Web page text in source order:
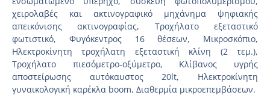
χειρολαβές και ακτινογραφικό μηχάνημα ψηφιακής
απεικόνισης ακτινογραφίας, Τροχήλατο εξεταστικό
φωτιστικό, Φυγόκεντρος 16 θέσεων, Μικροσκόπιο,
Ηλεκτροκίνητη τροχήλατη εξεταστική κλίνη (2 τεμ.),
Τροχήλατο πιεσόμετρο-οξύμετρο, Κλίβανος υγρής
αποστείρωσης αυτόκαυστος 20lt, Ηλεκτροκίνητη
γυναικολογική καρέκλα boom, Διαθερμία μικροεπεμβάσεων.